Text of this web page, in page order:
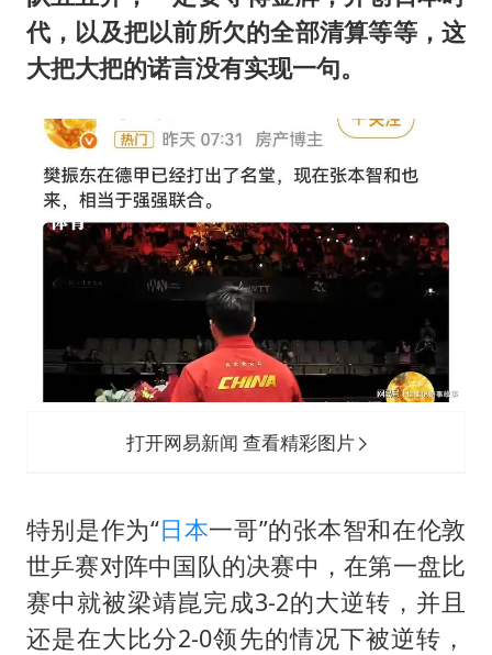
代，以及把以前所欠的全部清算等等，这
大把大把的诺言没有实现一句。
打开网易新闻 查看精彩图片
特别是作为“日本一哥”的张本智和在伦敦
世乒赛对阵中国队的决赛中，在第一盘比
赛中就被梁靖崑完成3-2的大逆转，并且
还是在大比分2-0领先的情况下被逆转，